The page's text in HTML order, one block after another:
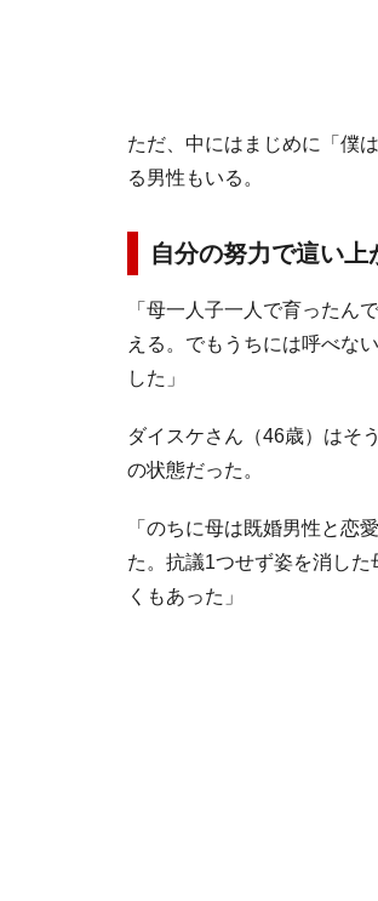
ただ、中にはまじめに「僕
る男性もいる。
自分の努力で這い上
「母一人子一人で育ったん
える。でもうちには呼べな
した」
ダイスケさん（46歳）はそ
の状態だった。
「のちに母は既婚男性と恋
た。抗議1つせず姿を消し
くもあった」